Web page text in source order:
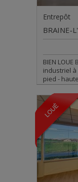
Entrepôt
BRAINE-
BIEN
industriel à
pied -